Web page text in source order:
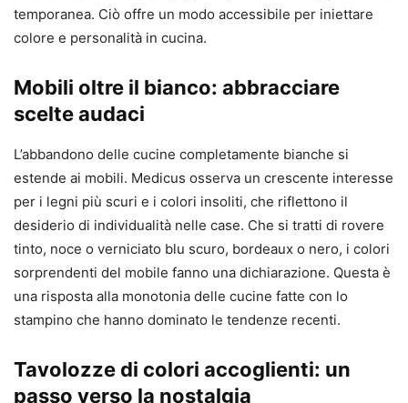
temporanea. Ciò offre un modo accessibile per iniettare
colore e personalità in cucina.
Mobili oltre il bianco: abbracciare
scelte audaci
L’abbandono delle cucine completamente bianche si
estende ai mobili. Medicus osserva un crescente interesse
per i legni più scuri e i colori insoliti, che riflettono il
desiderio di individualità nelle case. Che si tratti di rovere
tinto, noce o verniciato blu scuro, bordeaux o nero, i colori
sorprendenti del mobile fanno una dichiarazione. Questa è
una risposta alla monotonia delle cucine fatte con lo
stampino che hanno dominato le tendenze recenti.
Tavolozze di colori accoglienti: un
passo verso la nostalgia